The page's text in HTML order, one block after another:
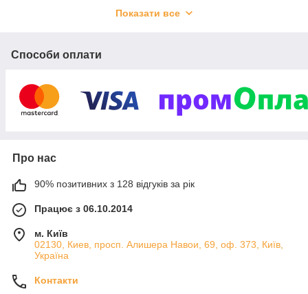
використанні для будь-якого користувача інтернет.
Показати все
Способи оплати
Про нас
90% позитивних з 128 відгуків за рік
Працює з 06.10.2014
м. Київ
02130, Киев, просп. Алишера Навои, 69, оф. 373, Київ,
Україна
Контакти